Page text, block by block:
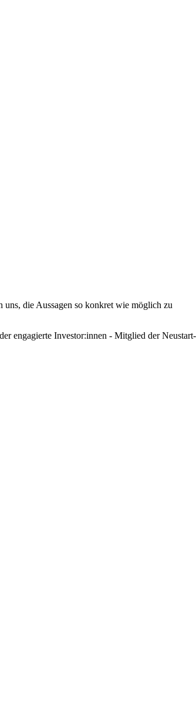
die Aussagen so konkret wie möglich zu
engagierte Investor:innen - Mitglied der Neustart-